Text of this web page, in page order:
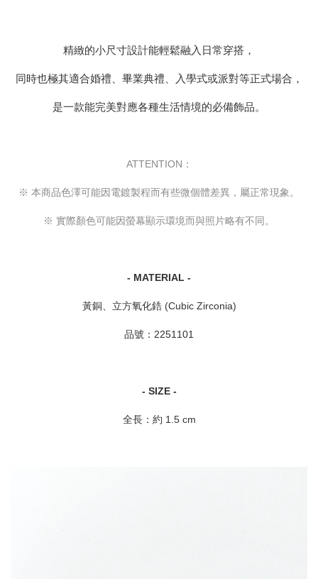
精緻的小尺寸設計能輕鬆融入日常穿搭，
同時也極其適合婚禮、畢業典禮、入學式或派對等正式場合，
是一款能完美對應各種生活情境的必備飾品。
ATTENTION：
※ 本商品色澤可能因電鍍製程而有些微個體差異，屬正常現象。
※ 實際顏色可能因螢幕顯示環境而與照片略有不同。
- MATERIAL -
黃銅、立方氧化鋯 (Cubic Zirconia)
品號：2251101
- SIZE -
全長：約 1.5 cm